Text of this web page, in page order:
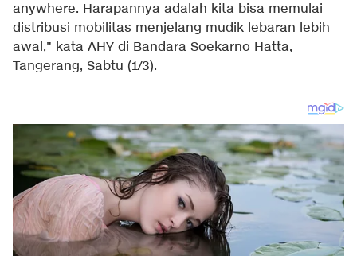
anywhere. Harapannya adalah kita bisa memulai
distribusi mobilitas menjelang mudik lebaran lebih
awal," kata AHY di Bandara Soekarno Hatta,
Tangerang, Sabtu (1/3).